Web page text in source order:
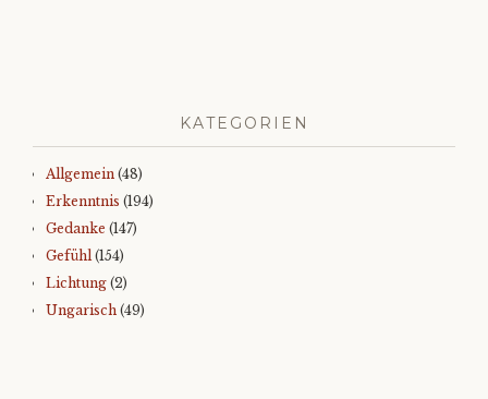
KATEGORIEN
Allgemein (48)
Erkenntnis (194)
Gedanke (147)
Gefühl(154)
Lichtung (2)
Ungarisch (49)